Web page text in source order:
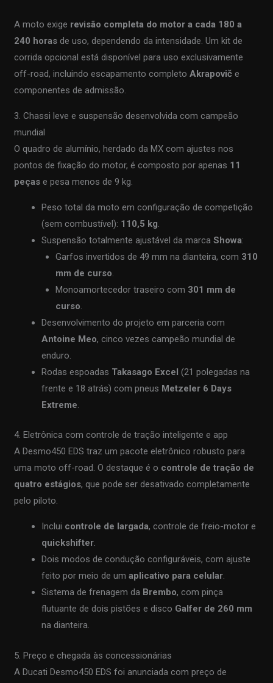
A moto exige revisão completa do motor a cada 180 a
240 horas de uso, dependendo da intensidade. Um kit de
corrida opcional está disponível para uso exclusivamente
off-road, incluindo escapamento completoAkrapovič e
componentes de admissão.
3. Chassi leve e suspensão desenvolvida com campeão
mundial
O quadro de alumínio, herdado da MX com ajustes nos
pontos de fixação do motor, é composto por apenas 11
peças e pesa menos de 9 kg.
Peso total da moto em configuração de competição
(sem combustível): 110,5 kg
Suspensão totalmente ajustável da marcaShowa:
Garfos invertidos de 49 mm na dianteira, com 310
mm de curso
Monoamortecedor traseiro com 301 mm de
curso
Desenvolvimento do projeto em parceria com
Antoine Meo, cinco vezes campeão mundial de
enduro.
Rodas espoadas Takasago Excel (21 polegadas na
frente e 18 atrás) com pneus Metzeler 6 Days
Extreme
4. Eletrônica com controle de tração inteligente e app
A Desmo450 EDS traz um pacote eletrônico robusto para
uma moto off-road. O destaque é o controle de tração de
quatro estágios, que pode ser desativado completamente
pelo piloto.
Inclui controle de largada, controle de freio-motor e
quickshifter.
Dois modos de condução configuráveis, com ajuste
feito por meio de umaplicativo para celular.
Sistema de frenagem da Brembo, com pinça
flutuante de dois pistões e disco Galfer de 260 mm
na dianteira.
5. Preço e chegada às concessionárias
A Ducati Desmo450 EDS foi anunciada com preço de